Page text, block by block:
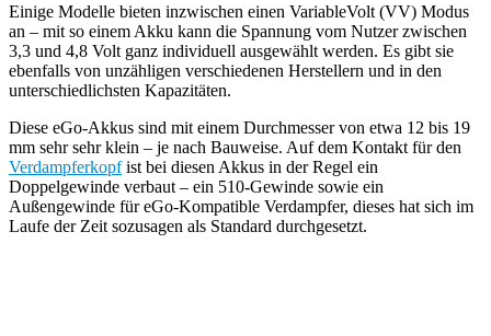
Einige Modelle bieten inzwischen einen VariableVolt (VV) Modus
an – mit so einem Akku kann die Spannung vom Nutzer zwischen
3,3 und 4,8 Volt ganz individuell ausgewählt werden. Es gibt sie
ebenfalls von unzähligen verschiedenen Herstellern und in den
unterschiedlichsten Kapazitäten.
Diese eGo-Akkus sind mit einem Durchmesser von etwa 12 bis 19
mm sehr sehr klein – je nach Bauweise. Auf dem Kontakt für den
Verdampferkopfist bei diesen Akkus in der Regel ein
Doppelgewinde verbaut – ein 510-Gewinde sowie ein
Außengewinde für eGo-Kompatible Verdampfer, dieses hat sich im
Laufe der Zeit sozusagen als Standard durchgesetzt.